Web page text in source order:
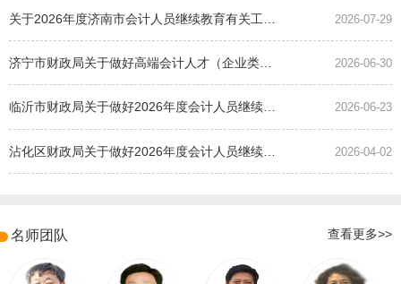
2026-07-29
济宁市财政局关于做好高端会计人才（企业类）培养班选拔工作的通知 2026-06-30
临沂市财政局关于做好2026年度会计人员继续教育有关工作的通知 2026-06-23
2026-04-02
名师团队 查看更多>>